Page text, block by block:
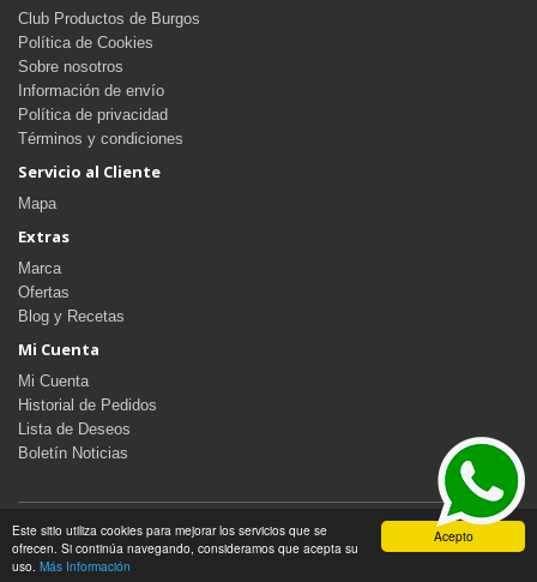
Acepto
Este sitio utiliza cookies para mejorar los servicios que se
ofrecen. Si continúa navegando, consideramos que acepta su
uso. Más Información
Club Productos de Burgos
Política de Cookies
Sobre nosotros
Información de envío
Política de privacidad
Términos y condiciones
Servicio al Cliente
Mapa
Extras
Marca
Ofertas
Blog y Recetas
Mi Cuenta
Mi Cuenta
Historial de Pedidos
Lista de Deseos
Boletín Noticias
Diseñado porSSII
Productos de Burgos © 2026